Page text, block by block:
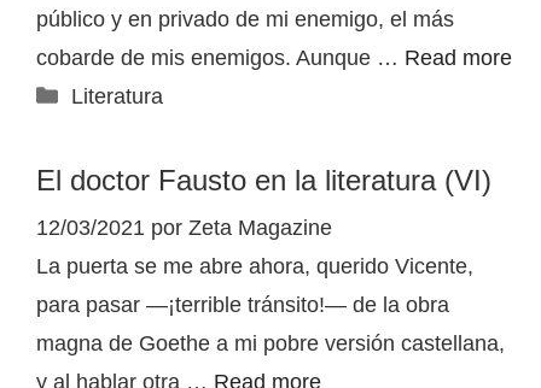
público y en privado de mi enemigo, el más
cobarde de mis enemigos. Aunque … Read more
Categorías
Literatura
El doctor Fausto en la literatura (VI)
12/03/2021 por Zeta Magazine
La puerta se me abre ahora, querido Vicente,
para pasar —¡terrible tránsito!— de la obra
magna de Goethe a mi pobre versión castellana,
y al hablar otra … Read more